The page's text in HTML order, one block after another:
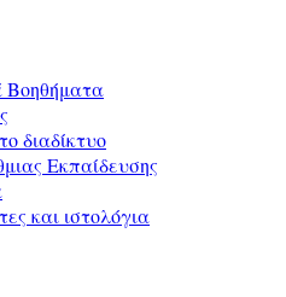
Βοηθήματα
διαδίκτυο
Εκπαίδευσης
και ιστολόγια